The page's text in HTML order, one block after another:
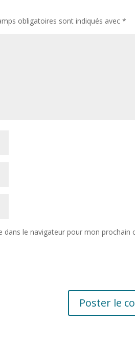
obligatoires sont indiqués avec*
le navigateur pour mon prochain